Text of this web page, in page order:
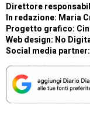
Direttore
In redazione: Maria
Progetto grafico:
Web design: No
Social media partner: